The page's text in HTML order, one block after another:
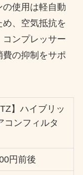
使用は軽自動
、空気抵抗を
ンプレッサー
の抑制をサポ
】ハイブリッ
コンフィルタ
円前後